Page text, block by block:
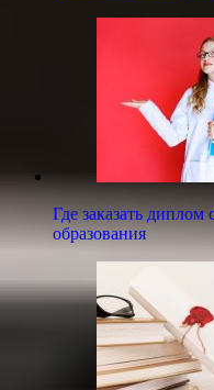
Где заказать диплом
образования